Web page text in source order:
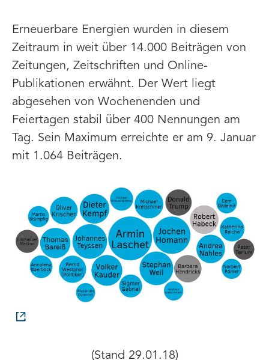
Erneuerbare Energien wurden in diesem
Zeitraum in weit über 14.000 Beiträgen von
Zeitungen, Zeitschriften und Online-
Publikationen erwähnt. Der Wert liegt
abgesehen von Wochenenden und
Feiertagen stabil über 400 Nennungen am
Tag. Sein Maximum erreichte er am 9. Januar
mit 1.064 Beiträgen.
(Stand 29.01.18)